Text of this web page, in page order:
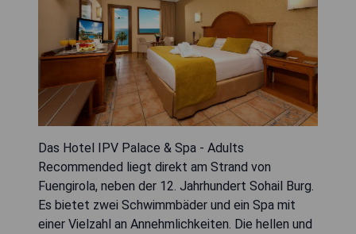
Das Hotel IPV Palace & Spa - Adults
Recommended liegt direkt am Strand von
Fuengirola, neben der 12. Jahrhundert Sohail Burg.
Es bietet zwei Schwimmbäder und ein Spa mit
einer Vielzahl an Annehmlichkeiten. Die hellen und